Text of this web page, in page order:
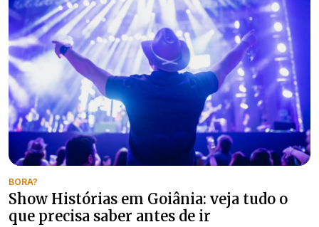
BORA?
Show Histórias em Goiânia: veja tudo o
que precisa saber antes de ir